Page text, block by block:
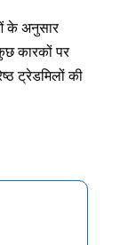
के अनुसार
कारकों पर
ट्रेडमिलों की